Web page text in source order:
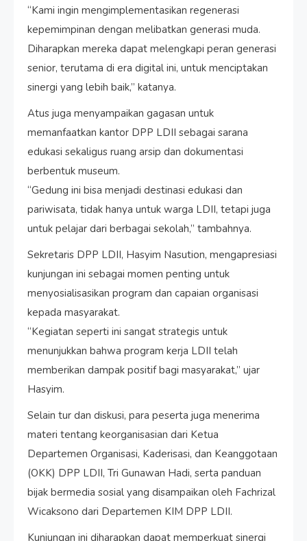
“Kami ingin mengimplementasikan regenerasi
kepemimpinan dengan melibatkan generasi muda.
Diharapkan mereka dapat melengkapi peran generasi
senior, terutama di era digital ini, untuk menciptakan
sinergi yang lebih baik,” katanya.
Atus juga menyampaikan gagasan untuk
memanfaatkan kantor DPP LDII sebagai sarana
edukasi sekaligus ruang arsip dan dokumentasi
berbentuk museum.
“Gedung ini bisa menjadi destinasi edukasi dan
pariwisata, tidak hanya untuk warga LDII, tetapi juga
untuk pelajar dari berbagai sekolah,” tambahnya.
Sekretaris DPP LDII, Hasyim Nasution, mengapresiasi
kunjungan ini sebagai momen penting untuk
menyosialisasikan program dan capaian organisasi
kepada masyarakat.
“Kegiatan seperti ini sangat strategis untuk
menunjukkan bahwa program kerja LDII telah
memberikan dampak positif bagi masyarakat,” ujar
Hasyim.
Selain tur dan diskusi, para peserta juga menerima
materi tentang keorganisasian dari Ketua
Departemen Organisasi, Kaderisasi, dan Keanggotaan
(OKK) DPP LDII, Tri Gunawan Hadi, serta panduan
bijak bermedia sosial yang disampaikan oleh Fachrizal
Wicaksono dari Departemen KIM DPP LDII.
Kunjungan ini diharapkan dapat memperkuat sinergi